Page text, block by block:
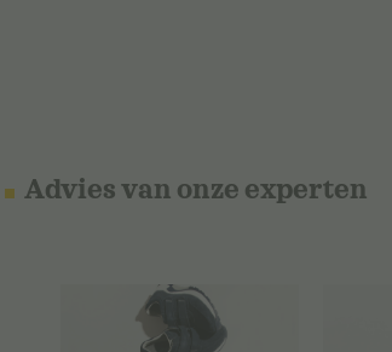
Advies van onze experten